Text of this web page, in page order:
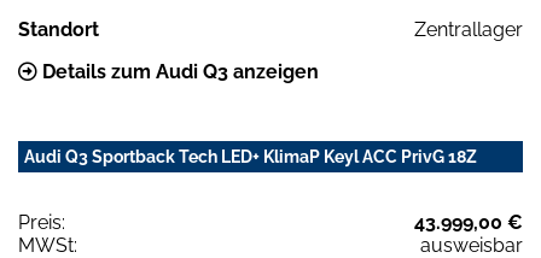
Standort
Zentrallager
Details zum Audi Q3 anzeigen
Audi Q3 Sportback Tech LED+ KlimaP Keyl ACC PrivG 18Z
Preis:
43.999,00 €
MWSt:
ausweisbar